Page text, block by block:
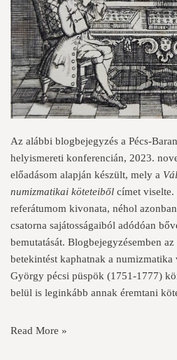
Az alábbi blogbejegyzés a Pécs-
helyismereti konferencián, 2023.
előadásom alapján készült, mely a
numizmatikai köteteiből címet viselte.
referátumom kivonata, néhol
csatorna sajátosságaiból adódóan
bemutatását. Blogbejegyzésemben
betekintést kaphatnak a
György pécsi püspök (1751-1777)
belül is leginkább annak éremtani
Read More »